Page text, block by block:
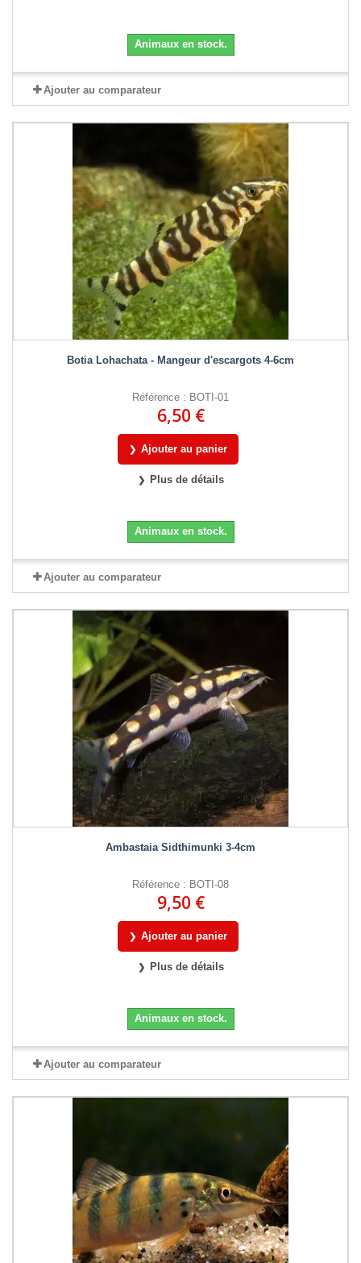
Animaux en stock.
Ajouter au comparateur
Botia Lohachata - Mangeur d'escargots 4-6cm
Référence : BOTI-01
6,50 €
Ajouter au panier
Plus de détails
Animaux en stock.
Ajouter au comparateur
Ambastaia Sidthimunki 3-4cm
Référence : BOTI-08
9,50 €
Ajouter au panier
Plus de détails
Animaux en stock.
Ajouter au comparateur